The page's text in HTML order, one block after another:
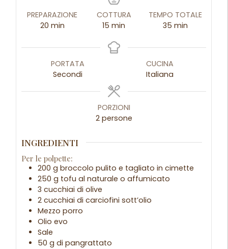
PREPARAZIONE
20 min
COTTURA
15 min
TEMPO TOTALE
35 min
PORTATA
Secondi
CUCINA
Italiana
PORZIONI
2 persone
INGREDIENTI
Per le polpette:
200 g broccolo pulito e tagliato in cimette
250 g tofu al naturale o affumicato
3 cucchiai di olive
2 cucchiai di carciofini sott’olio
Mezzo porro
Olio evo
Sale
50 g di pangrattato